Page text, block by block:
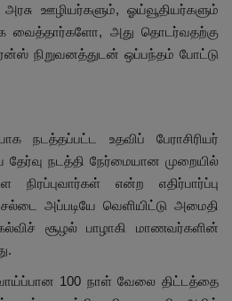
ஊழியர்களும், ஓய்வூதியர்களும்
வைத்தார்களோ, அது தொடர்வதற்கு
நிறுவனத்துடன் ஒப்பந்தம் போட்டு
நடத்தப்பட்ட உதவிப் பேராசிரியர்
தேர்வு நடத்தி நேர்மையான முறையில்
நிரப்புவார்கள் என்ற எதிர்பார்ப்பு
அப்படியே வெளியிட்டு அமைதி
சூழல் பாழாகி மாணவர்களின்
100 நாள் வேலை திட்டத்தை